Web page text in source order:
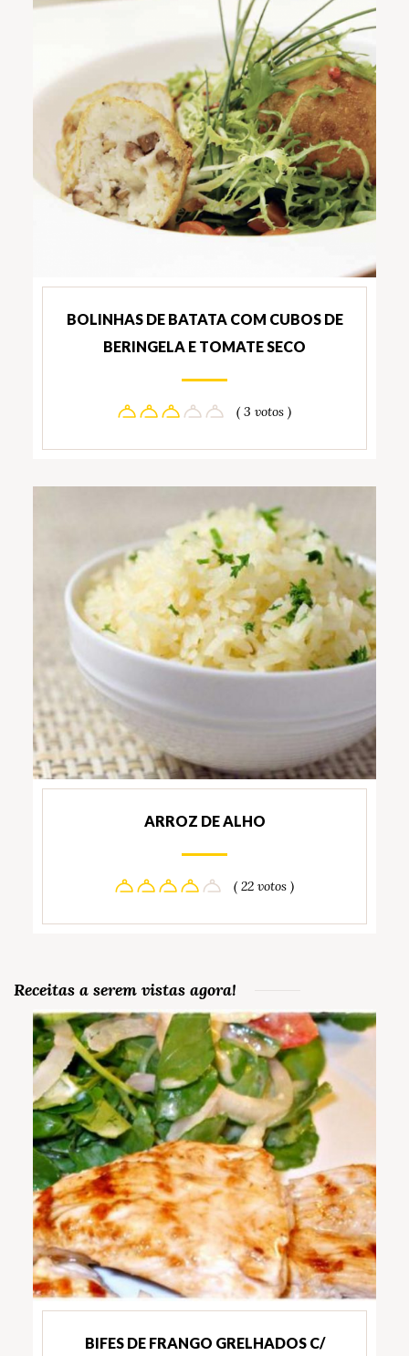
BOLINHAS DE BATATA COM CUBOS DE
BERINGELA E TOMATE SECO
( 3 votos )
ARROZ DE ALHO
( 22 votos )
Receitas a serem vistas agora!
BIFES DE FRANGO GRELHADOS C/